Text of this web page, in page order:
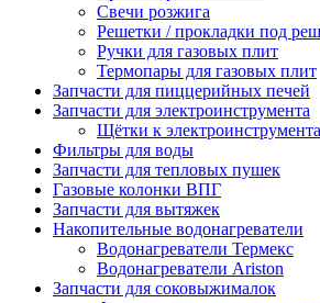
Свечи розжига
Решетки / прокладки под
Ручки для газовых плит
Термопары для газовых плит
Запчасти для пиццерийных печей
Запчасти для электроинструмента
Щётки к
Фильтры для воды
Запчасти для тепловых пушек
Газовые колонки ВПГ
Запчасти для вытяжек
Накопительные водонагреватели
Водонагреватели Термекс
Водонагреватели Ariston
Запчасти для соковыжималок